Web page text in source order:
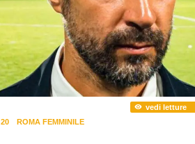
vedi letture
ROMA FEMMINILE